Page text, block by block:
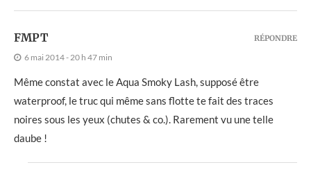
FMPT
6 mai 2014 - 20 h 47 min
Même constat avec le Aqua Smoky Lash, supposé être
waterproof, le truc qui même sans flotte te fait des traces
noires sous les yeux (chutes & co.). Rarement vu une telle
daube !
RÉPONDRE